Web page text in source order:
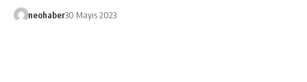
neohaber30 Mayıs 2023